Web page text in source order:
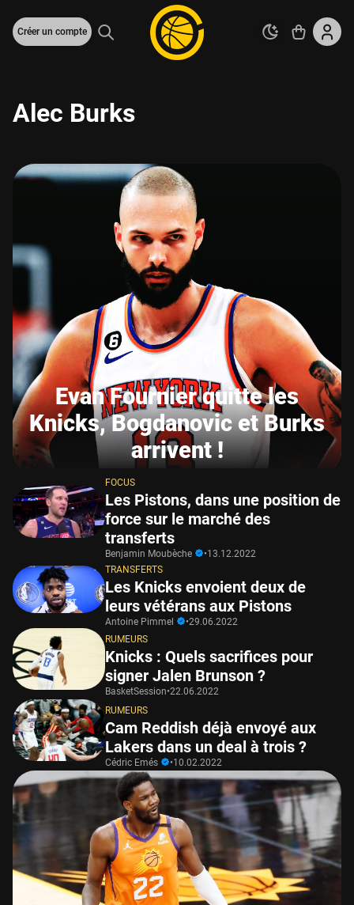
Créer un compte
Alec Burks
Evan Fournier quitte les
Knicks, Bogdanovic et Burks
arrivent !
FOCUS
Les Pistons, dans une position de
force sur le marché des
transferts
Benjamin Moubèche •13.12.2022
TRANSFERTS
Les Knicks envoient deux de
leurs vétérans aux Pistons
Antoine Pimmel •29.06.2022
RUMEURS
Knicks : Quels sacrifices pour
signer Jalen Brunson ?
BasketSession•22.06.2022
RUMEURS
Cam Reddish déjà envoyé aux
Lakers dans un deal à trois ?
Cédric Emés •10.02.2022